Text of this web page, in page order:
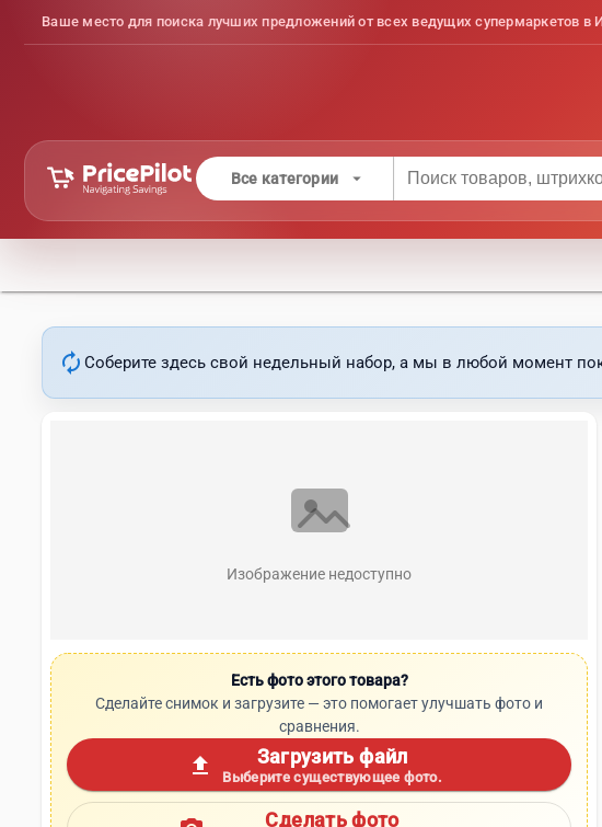
Ваше место для поиска лучших предложений от всех ведущих супермаркетов в
Все категории arrow_drop_down
autorenew Соберите здесь свой недельный набор, а мы в любой момент
Изображение недоступно
Есть фото этого товара?
Сделайте снимок и загрузите — это помогает улучшать фото и
сравнения.
upload Загрузить файл
Выберите существующее фото.
Сделать фото